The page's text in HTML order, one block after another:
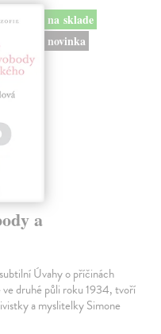
na sklade
novinka
a
Úvahy o příčinách
ve druhé půli roku 1934, tvoří
a myslitelky Simone